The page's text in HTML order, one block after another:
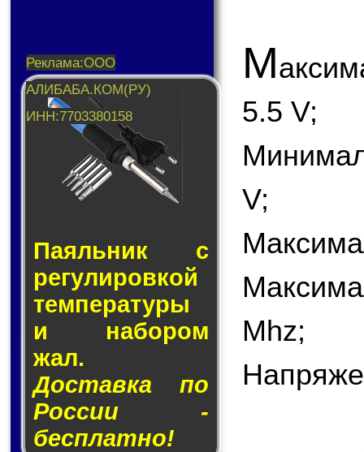
Паяльник с
ре­гу­ли­ров­кой
тем­пе­ра­ту­ры
и на­бо­ром
жал.
Доставка по
России -
бесплатно!
М
5.5 V;
V;
Mhz;